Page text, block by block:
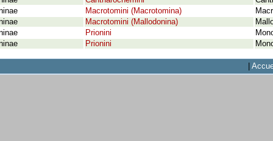
Macrotomini (Macrotomina)
Macrotomini (Mallodonina)
Prionini
Prionini